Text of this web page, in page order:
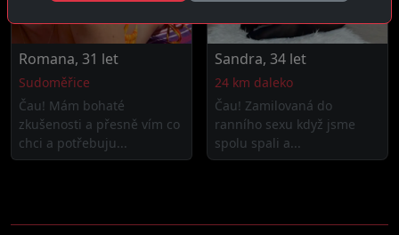
Romana, 31 let
Sudoměřice
Čau! Mám bohaté
zkušenosti a přesně vím co
chci a potřebuju...
Sandra, 34 let
24 km daleko
Čau! Zamilovaná do
ranního sexu když jsme
spolu spali a...